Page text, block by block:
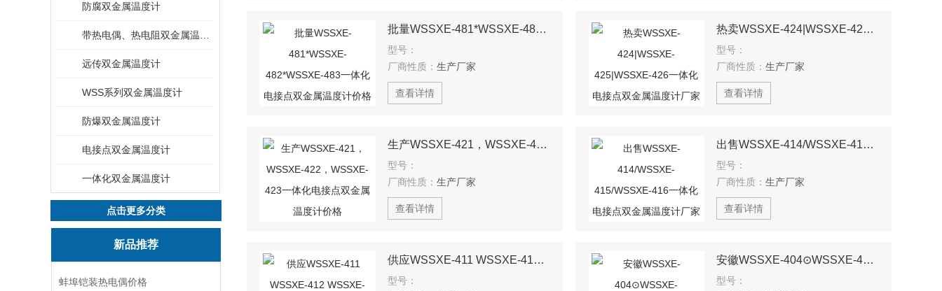
防腐双金属温度计
远传双金属温度计
WSS系列双金属温度计
防爆双金属温度计
电接点双金属温度计
一体化双金属温度计
点击更多分类
新品推荐
蚌埠铠装热电偶价格
批量WSSXE-481*WSSXE-482*WSSXE-483一体化电接点双金属温度计价格
型号：
厂商性质： 生产厂家
查看详情
热卖WSSXE-424|WSSXE-425|WSSXE-426一体化电接点双金属温度计厂家
型号：
厂商性质： 生产厂家
查看详情
生产WSSXE-421，WSSXE-422，WSSXE-423一体化电接点双金属温度计价格
型号：
厂商性质： 生产厂家
查看详情
出售WSSXE-414/WSSXE-415/WSSXE-416一体化电接点双金属温度计厂家
型号：
厂商性质： 生产厂家
查看详情
供应WSSXE-411 WSSXE-412 WSSXE-413一体化双金属温度计价格
型号：
安徽WSSXE-404⊙WSSXE-405⊙WSSXE-406一体化双金属温度计南昌价格
型号：